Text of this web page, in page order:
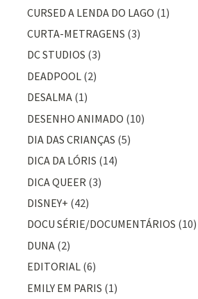
CURSED A LENDA DO LAGO (1)
CURTA-METRAGENS (3)
DC STUDIOS (3)
DEADPOOL (2)
DESALMA (1)
DESENHO ANIMADO (10)
DIA DAS CRIANÇAS (5)
DICA DA LÓRIS (14)
DICA QUEER (3)
DISNEY+ (42)
DOCU SÉRIE/DOCUMENTÁRIOS (10)
DUNA (2)
EDITORIAL (6)
EMILY EM PARIS (1)